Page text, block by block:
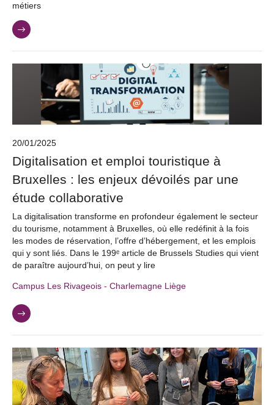
métiers
20/01/2025
Digitalisation et emploi touristique à
Bruxelles : les enjeux dévoilés par une
étude collaborative
La digitalisation transforme en profondeur également le secteur
du tourisme, notamment à Bruxelles, où elle redéfinit à la fois
les modes de réservation, l’offre d’hébergement, et les emplois
qui y sont liés. Dans le 199ᵉ article de Brussels Studies qui vient
de paraître aujourd’hui, on peut y lire
Campus Les Rivageois - Charlemagne Liège